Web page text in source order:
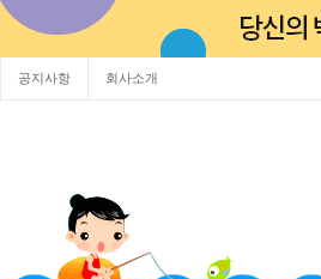
공지사항 회사소개